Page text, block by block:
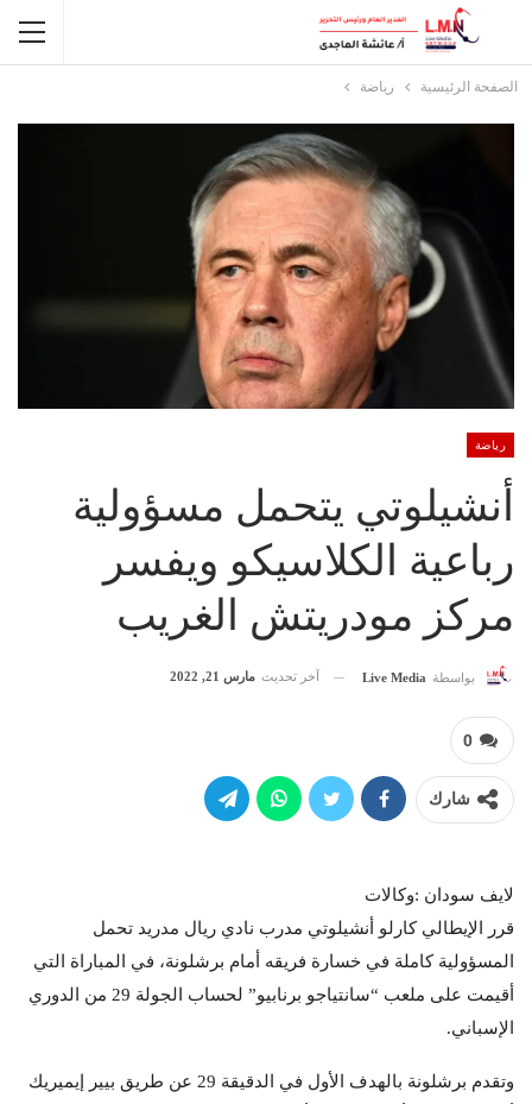
الصفحة الرئيسية رياضة
رياضة
أنشيلوتي يتحمل مسؤولية
رباعية الكلاسيكو ويفسر
مركز مودريتش الغريب
بواسطة Live Media آخر تحديث مارس 21, 2022
0
شارك
لايف سودان :وكالات
قرر الإيطالي كارلو أنشيلوتي مدرب نادي ريال مدريد تحمل
المسؤولية كاملة في خسارة فريقه أمام برشلونة، في المباراة التي
أقيمت على ملعب “سانتياجو برنابيو” لحساب الجولة 29 من الدوري
الإسباني.
وتقدم برشلونة بالهدف الأول في الدقيقة 29 عن طريق بيير إيميريك